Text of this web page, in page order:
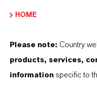
11 Gründe,
Partner für Ihr
HOME
Please note: Country
products, services,
information specific to